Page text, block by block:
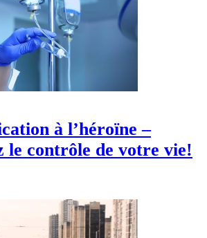
à l’héroïne –
le contrôle de votre vie!